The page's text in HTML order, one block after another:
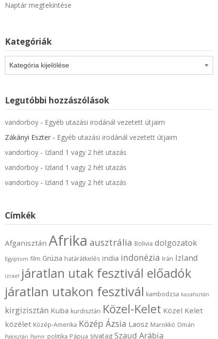
Naptár megtekintése
Kategóriák
Kategóriák
Legutóbbi hozzászólások
vandorboy - Egyéb utazási irodánál vezetett útjaim
Zákányi Eszter - Egyéb utazási irodánál vezetett útjaim
vandorboy - Izland 1 vagy 2 hét utazás
vandorboy - Izland 1 vagy 2 hét utazás
vandorboy - Izland 1 vagy 2 hét utazás
Címkék
Afganisztán Afrika ausztrália Bolivia dolgozatok
Egyiptom film Grúzia határátkelés india indonézia Irán Izland
izrael járatlan utak fesztivál előadók
járatlan utakon fesztivál kambodzsa kazahsztán
kirgizisztán Kuba kurdisztán Közel-Kelet Közel Kelet
közélet Közép-Amerika Közép Ázsia Laosz Marokkó Omán
Pakisztán Pamír politika Pápua sivatag Szaud Arábia